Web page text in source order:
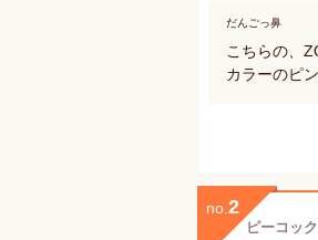
だんごっ鼻
こちらの、
カラーのピ
no. 2